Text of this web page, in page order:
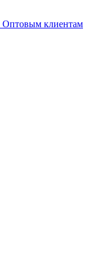
Оптовым клиентам